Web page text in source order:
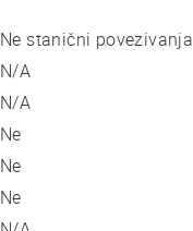
Ne stanični povezivanja
N/A
N/A
Ne
Ne
Ne